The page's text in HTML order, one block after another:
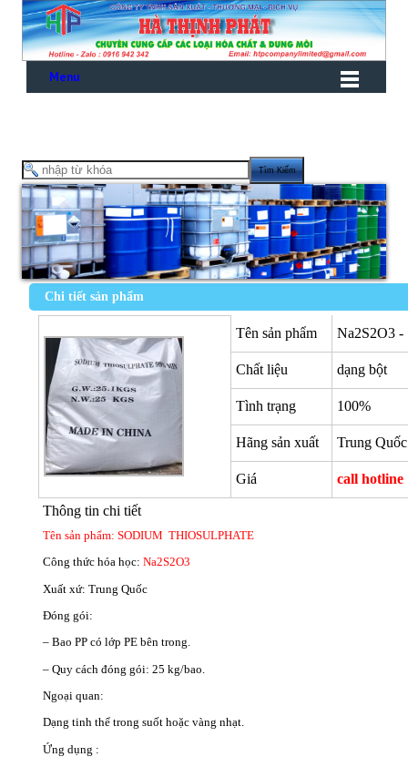
Menu
Chi tiết sản phẩm
Tên sản phẩm Na2S2O3
Chất liệu dạng bột
Tình trạng 100%
Hãng sản xuất Trung Quốc
Giá call hotline
Thông tin chi tiết
Tên sản phẩm: SODIUM THIOSULPHATE
Công thức hóa học: Na2S2O3
Xuất xứ: Trung Quốc
Đóng gói:
– Bao PP có lớp PE bên trong.
– Quy cách đóng gói: 25 kg/bao.
Ngoại quan:
Dạng tinh thể trong suốt hoặc vàng nhạt.
Ứng dụng :